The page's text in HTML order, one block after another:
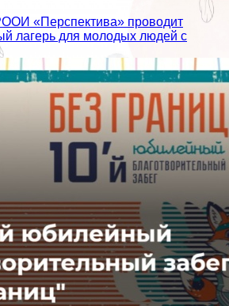
«Перспектива» проводит
лагерь для молодых людей с